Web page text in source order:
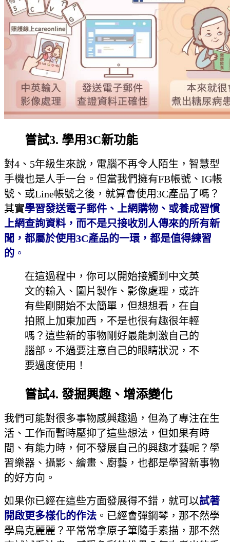
嘗試3. 學用3C新功能
對4、5年級生來說，電腦不再令人陌生，智慧型
手機也是人手一台。但當我們擁有FB帳號、IG帳
號、或Line帳號之後，就算會使用3C產品了嗎？
其實學習發送電子郵件、上網購物、或養成習慣
上網查詢資料，而不是只接收別人傳來的所有新
聞，都屬於使用3C產品的一環，都是值得練習
的 。
在這過程中，你可以開始接觸到中文英
文的輸入、圖片製作、影像處理，或許
有些剛開始不太簡單，但想想看，在自
拍照上加東加西，不是也很有趣很年輕
嗎？這些新的事物剛好最能刺激自己的
腦部。不過要注意自己的眼睛狀況，不
要過度使用！
嘗試4. 發掘興趣、增添變化
我們可能對很多事物感興趣過，但為了專注在生
活、工作而暫時壓抑了這些想法，但如果有時
間、有能力時，何不發展自己的興趣才藝呢？學
習樂器、攝影、繪畫、廚藝，也都是學習新事物
的好方向。
如果你已經在這些方面發展得不錯，就可以試著
開啟更多樣化的作法 。已經會彈鋼琴，那不然學
學烏克麗麗？平常常拿原子筆隨手素描，那不然